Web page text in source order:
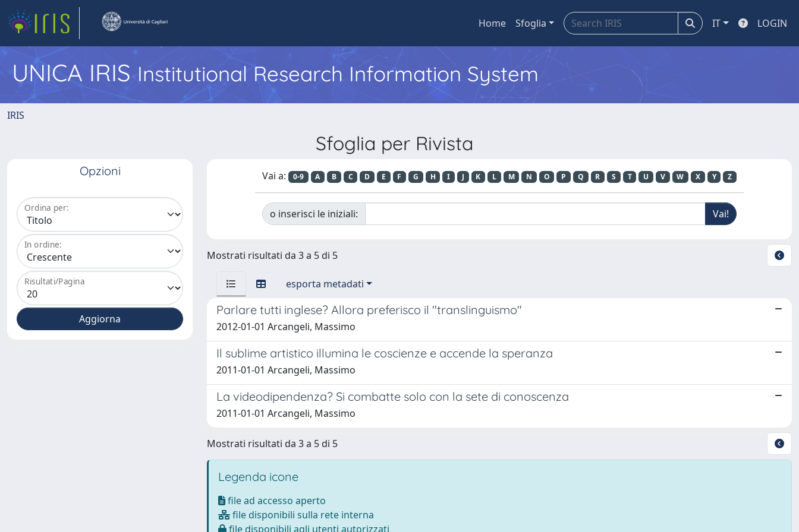
Home Sfoglia IT LOGIN
UNICA IRISInstitutional Research Information System
IRIS
Sfoglia per Rivista
Opzioni
Ordina per:
In ordine:
Risultati/Pagina
Vai a: 0-9 A B C D E F G H I J K L M N O P Q R S T U V W X Y Z
o inserisci le iniziali:
Mostrati risultati da 3 a 5 di 5
esporta metadati
Parlare tutti inglese? Allora preferisco il "translinguismo"
2012-01-01 Arcangeli, Massimo
Il sublime artistico illumina le coscienze e accende la speranza
2011-01-01 Arcangeli, Massimo
La videodipendenza? Si combatte solo con la sete di conoscenza
2011-01-01 Arcangeli, Massimo
Mostrati risultati da 3 a 5 di 5
Legenda icone
file ad accesso aperto
file disponibili sulla rete interna
file disponibili agli utenti autorizzati